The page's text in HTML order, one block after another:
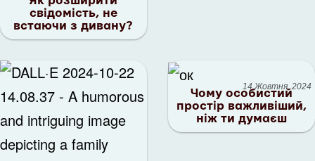
свідомість, не
встаючи з дивану?
14 Жовтня, 2024
Чому особистий
простір важливіший,
ніж ти думаєш